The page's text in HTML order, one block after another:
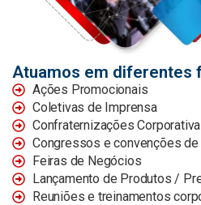
Atuamos em diferentes
Ações Promocionais
Coletivas de Imprensa
Confraternizações
Congressos e convenções de
Feiras de Negócios
Lançamento de Produtos /
Reuniões e treinamentos